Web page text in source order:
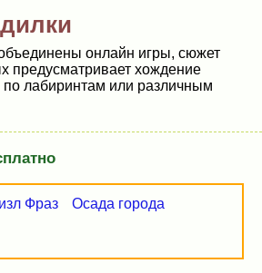
онлайн игры, сюжет
предусматривает хождение
по лабиринтам или различным
Фраз Осада города